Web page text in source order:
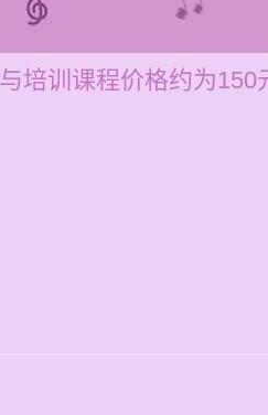
培训课程价格约为150